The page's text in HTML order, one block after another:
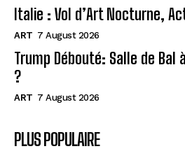
Italie : Vol d’Art Nocturne,
ART 7 August 2026
Trump Débouté: Salle de Bal
?
ART 7 August 2026
PLUS POPULAIRE